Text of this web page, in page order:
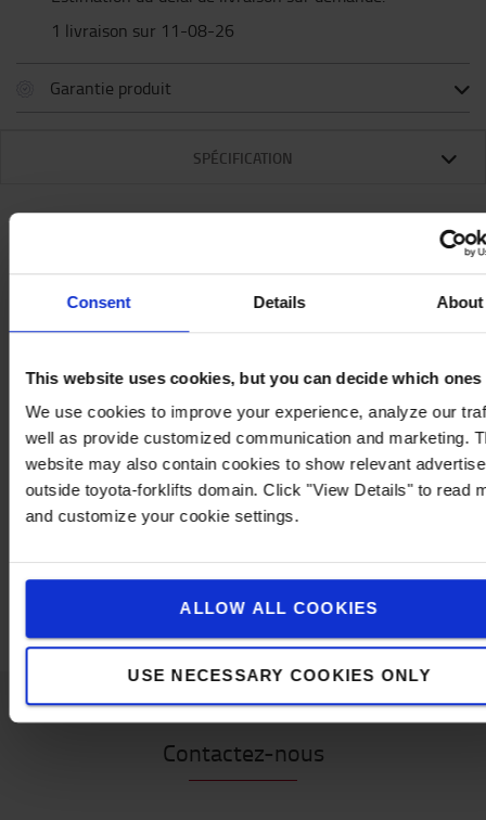
Consent Details About
This website uses cookies, but you can decide which ones
We use cookies to improve your experience, analyze our
well as provide customized communication and marketing.
website may also contain cookies to show relevant
outside toyota-forklifts domain. Click "View Details" to read
and customize your cookie settings.
ALLOW ALL COOKIES
USE NECESSARY COOKIES ONLY
1 livraison sur 11-08-26
Garantie produit
SPÉCIFICATION
Spécification
Créez facilement une barrière jusqu'à 36 m de long
pour cône de signalisation Skipper
Créez une zone sûre avec ce kit de dérouleur de
ruban pour cône de signalisation Skipper.
Spécifications techniques
*Cône de signalisation Skipper x4
Contactez-nous